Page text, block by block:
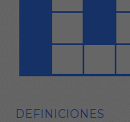
DEFINICIONES